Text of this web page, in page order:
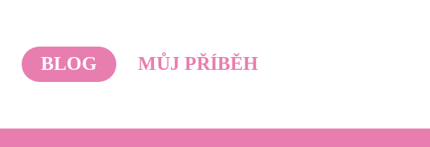
BLOG MŮJ PŘÍBĚH